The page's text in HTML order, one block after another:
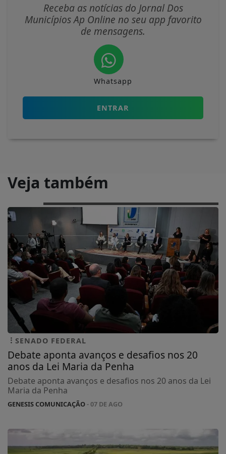
Receba as notícias do Jornal Dos
Municípios Ap Online no seu app favorito
de mensagens.
Whatsapp
ENTRAR
Veja também
SENADO FEDERAL
Debate aponta avanços e desafios nos 20
anos da Lei Maria da Penha
Debate aponta avanços e desafios nos 20 anos da Lei
Maria da Penha
GENESIS COMUNICAÇÃO- 07 DE AGO